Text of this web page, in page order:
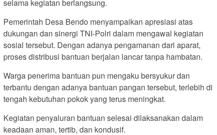
selama kegiatan berlangsung.
Pemerintah Desa Bendo menyampaikan apresiasi atas
dukungan dan sinergi TNI-Polri dalam mengawal kegiatan
sosial tersebut. Dengan adanya pengamanan dari aparat,
proses distribusi bantuan berjalan lancar tanpa hambatan.
Warga penerima bantuan pun mengaku bersyukur dan
terbantu dengan adanya bantuan pangan tersebut, terlebih di
tengah kebutuhan pokok yang terus meningkat.
Kegiatan penyaluran bantuan selesai dilaksanakan dalam
keadaan aman, tertib, dan kondusif.